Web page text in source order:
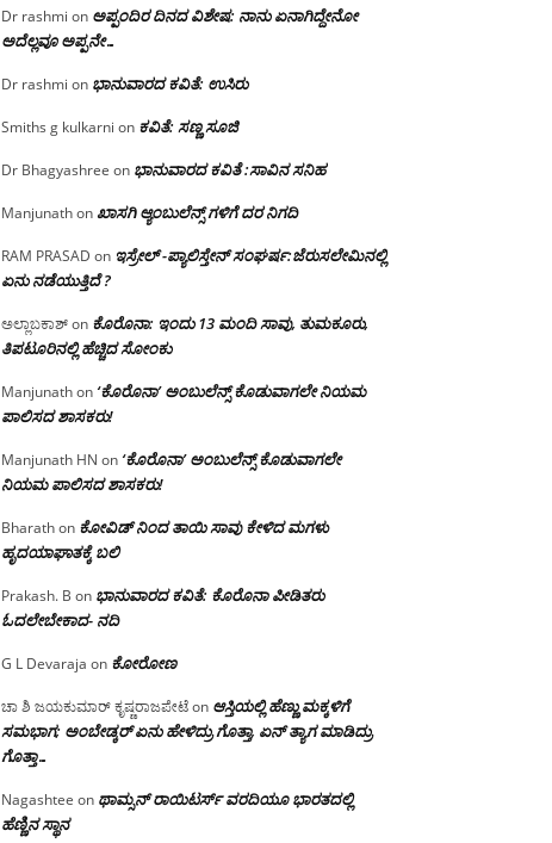
Dr rashmi on ಅಪ್ಪಂದಿರ ದಿನದ ವಿಶೇಷ: ನಾನು ಏನಾಗಿದ್ದೇನೋ‌
ಅದೆಲ್ಲವೂ ಅಪ್ಪನೇ…
Dr rashmi on ಭಾನುವಾರದ ಕವಿತೆ: ಉಸಿರು
Smiths g kulkarni on ಕವಿತೆ: ಸಣ್ಣ ಸೂಜಿ
Dr Bhagyashree on ಭಾನುವಾರದ ಕವಿತೆ :ಸಾವಿನ ಸನಿಹ
Manjunathonಖಾಸಗಿ ಆ್ಯಂಬುಲೆನ್ಸ್ ಗಳಿಗೆ ದರ ನಿಗದಿ
RAM PRASAD on ಇಸ್ರೇಲ್ -ಪ್ಯಾಲಿಸ್ತೇನ್ ಸಂಘರ್ಷ:ಜೆರುಸಲೇಮಿನಲ್ಲಿ
ಏನು ನಡೆಯುತ್ತಿದೆ ?
ಅಲ್ಲಾಬಕಾಶ್on ಕೊರೊನಾ: ಇಂದು 13 ಮಂದಿ ಸಾವು, ತುಮಕೂರು,
ತಿಪಟೂರಿನಲ್ಲಿ ಹೆಚ್ಚಿದ ಸೋಂಕು
Manjunathon ‘ಕೊರೊನಾ’ ಅಂಬುಲೆನ್ಸ್ ಕೊಡುವಾಗಲೇ ನಿಯಮ
ಪಾಲಿಸದ ಶಾಸಕರು!
Manjunath HN on ‘ಕೊರೊನಾ’ ಅಂಬುಲೆನ್ಸ್ ಕೊಡುವಾಗಲೇ
ನಿಯಮ ಪಾಲಿಸದ ಶಾಸಕರು!
Bharathon ಕೋವಿಡ್ ನಿಂದ ತಾಯಿ ಸಾವು ಕೇಳಿದ ಮಗಳು
ಹೃದಯಾಘಾತಕ್ಕೆ ಬಲಿ
Prakash. B on ಭಾನುವಾರದ ಕವಿತೆ: ಕೊರೊನಾ ಪೀಡಿತರು
ಓದಲೇಬೇಕಾದ- ನದಿ
G L Devaraja on ಕೋರೋಣ
ಚಾ ಶಿ ಜಯಕುಮಾರ್ ಕೃಷ್ಣರಾಜಪೇಟೆon ಆಸ್ತಿಯಲ್ಲಿ ಹೆಣ್ಣು ಮಕ್ಕಳಿಗೆ
ಸಮಭಾಗ; ಅಂಬೇಡ್ಕರ್ ಏನು ಹೇಳಿದ್ರು ಗೊತ್ತಾ, ಏನ್ ತ್ಯಾಗ ಮಾಡಿದ್ರು
ಗೊತ್ತಾ…
Nagashtee on ಥಾಮ್ಸನ್ ರಾಯಿಟರ್ಸ್ ವರದಿಯೂ ಭಾರತದಲ್ಲಿ
ಹೆಣ್ಣಿನ ಸ್ಥಾನ‌